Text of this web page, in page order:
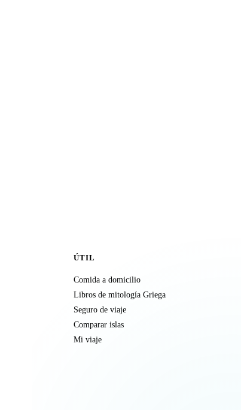
ÚTIL
Comida a domicilio
Libros de mitología Griega
Seguro de viaje
Comparar islas
Mi viaje